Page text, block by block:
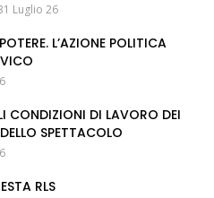
Luglio 26
L’AZIONE POLITICA
CONDIZIONI DI LAVORO DEI
SPETTACOLO
RLS